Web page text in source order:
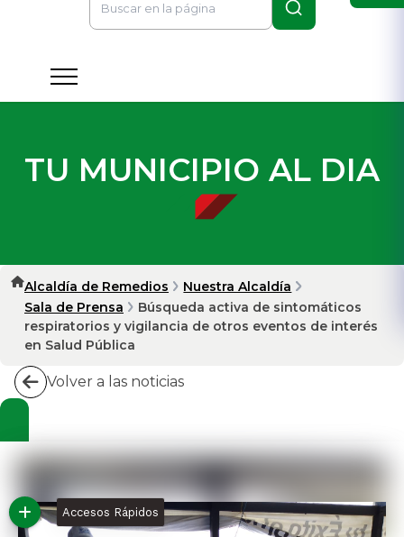
TU MUNICIPIO AL DIA
Alcaldía de Remedios
Nuestra Alcaldía
Sala de Prensa
Búsqueda activa de sintomáticos
respiratorios y vigilancia de otros eventos de interés
en Salud Pública
Volver a las noticias
Accesos Rápidos